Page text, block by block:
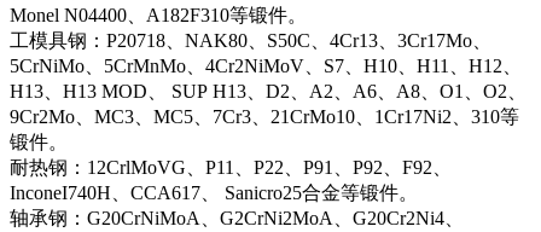
Monel N04400、A182F310等锻件。
工模具钢：P20718、NAK80、S50C、4Cr13、3Cr17Mo、
5CrNiMo、5CrMnMo、4Cr2NiMoV、S7、H10、H11、H12、
H13、H13 MOD、 SUP H13、D2、A2、A6、A8、O1、O2、
9Cr2Mo、MC3、MC5、7Cr3、21CrMo10、1Cr17Ni2、310等
锻件。
耐热钢：12CrlMoVG、P11、P22、P91、P92、F92、
InconeI740H、CCA617、 Sanicro25合金等锻件。
轴承钢：G20CrNiMoA、G2CrNi2MoA、G20Cr2Ni4、